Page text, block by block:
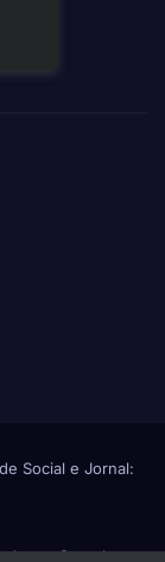
Social e Jornal:
Completo